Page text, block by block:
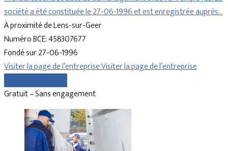
société a été constituée le 27-06-1996 et est enregistrée auprès…
À proximité de Lens-sur-Geer
Numéro BCE: 458307677
Fondé sur 27-06-1996
Visiter la page de l’entrepriseVisiter la page de l’entreprise
Gratuit – Sans engagement